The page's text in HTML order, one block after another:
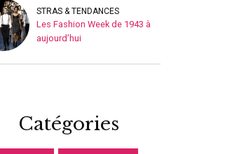
STRAS & TENDANCES
Les Fashion Week de 1943 à
aujourd’hui
Catégories